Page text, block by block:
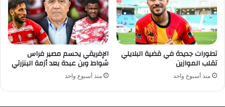
تطورات جديدة في قضية البلايلي
تقلب الموازين
منذ أسبوع واحد
الإفريقي يحسم مصير فراس
شواط وبن عبدة بعد أزمة البنزرتي
منذ أسبوع واحد